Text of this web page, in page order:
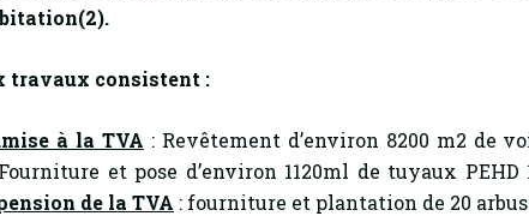
travaux consistent :
à la TVA : Revêtement d’environ 8200 m2 de
et pose d’environ 1120ml de tuyaux
de la TVA : fourniture et plantation de 20